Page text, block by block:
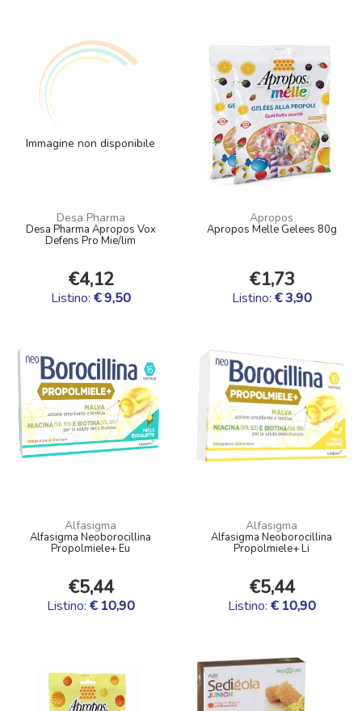
Immagine non disponibile
Desa Pharma
Desa Pharma Apropos Vox
Defens Pro Mie/lim
€4,12
Listino: € 9,50
Apropos
Apropos Melle Gelees 80g
€1,73
Listino: € 3,90
Alfasigma
Alfasigma Neoborocillina
Propolmiele+ Eu
€5,44
Listino: € 10,90
Alfasigma
Alfasigma Neoborocillina
Propolmiele+ Li
€5,44
Listino: € 10,90